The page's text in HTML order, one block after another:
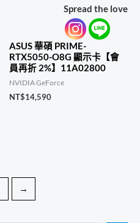
Spread the love
ASUS 華碩 PRIME-
RTX5050-O8G 顯示卡【會
員再折 2%】11A02800
NVIDIA GeForce
NT$14,590
→